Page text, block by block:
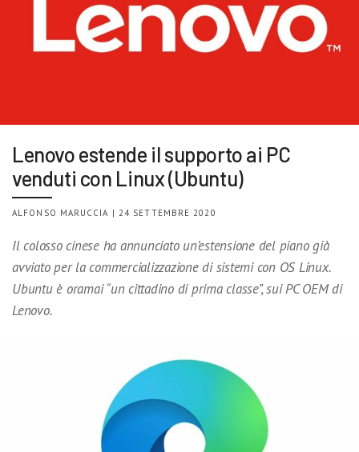
Lenovo estende il supporto ai PC
venduti con Linux (Ubuntu)
ALFONSO MARUCCIA | 24 SETTEMBRE 2020
Il colosso cinese ha annunciato un’estensione del piano già
avviato per la commercializzazione di sistemi con OS Linux.
Ubuntu è oramai “un cittadino di prima classe”, sui PC OEM di
Lenovo.